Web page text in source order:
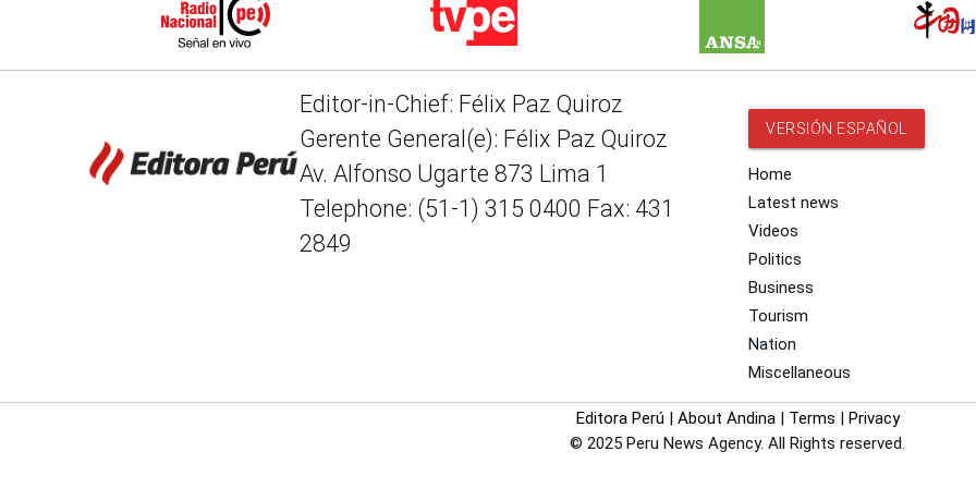
Editor-in-Chief: Félix Paz Quiroz
Gerente General(e): Félix Paz Quiroz
Av. Alfonso Ugarte 873 Lima 1
Telephone: (51-1) 315 0400 Fax: 431
2849
VERSIÓN ESPAÑOL
Home
Latest news
Videos
Politics
Business
Tourism
Nation
Miscellaneous
Editora Perú | About Andina| Terms | Privacy
© 2025 Peru News Agency. All Rights reserved.